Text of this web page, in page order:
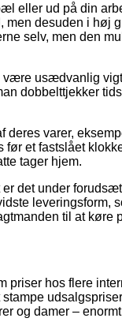
eller ud på din
men desuden i høj
selv, men den
usædvanlig
dobbelttjekker
varer,
før et fastslået
tager hjem.
det under
leveringsform,
til at køre
priser hos flere
og damer –